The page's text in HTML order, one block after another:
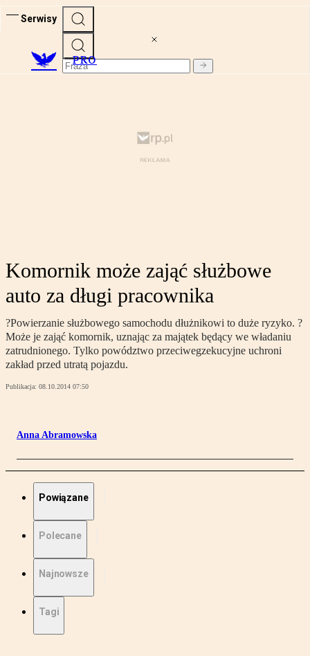
Serwisy
PRO
Komornik może zająć służbowe
auto za długi pracownika
?Powierzanie służbowego samochodu dłużnikowi to duże ryzyko. ?
Może je zająć komornik, uznając za majątek będący we władaniu
zatrudnionego. Tylko powództwo przeciwegzekucyjne uchroni
zakład przed utratą pojazdu.
Publikacja: 08.10.2014 07:50
Anna Abramowska
Powiązane
Polecane
Najnowsze
Tagi